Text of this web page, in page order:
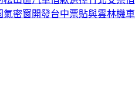
密窗開發台中票貼與雲林機